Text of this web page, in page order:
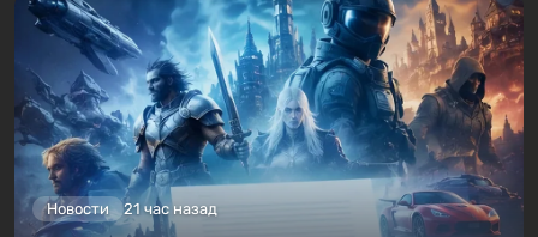
Новости 21 час назад